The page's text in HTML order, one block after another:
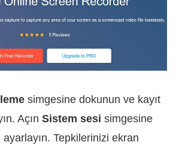
simgesine dokunun ve kayıt
Açın Sistem sesi simgesine
Tepkilerinizi ekran